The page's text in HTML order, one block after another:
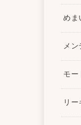
めま
メン
モー
リ